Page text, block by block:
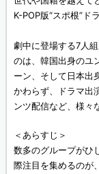
K-POP版“スポ根”ド
劇中に登場する7人
のは、韓国出身のユ
ーン、そして日本出
かわらず、ドラマ出
ンツ配信など、様々
＜あらすじ＞
数多のグループがひ
際注目を集めるのが